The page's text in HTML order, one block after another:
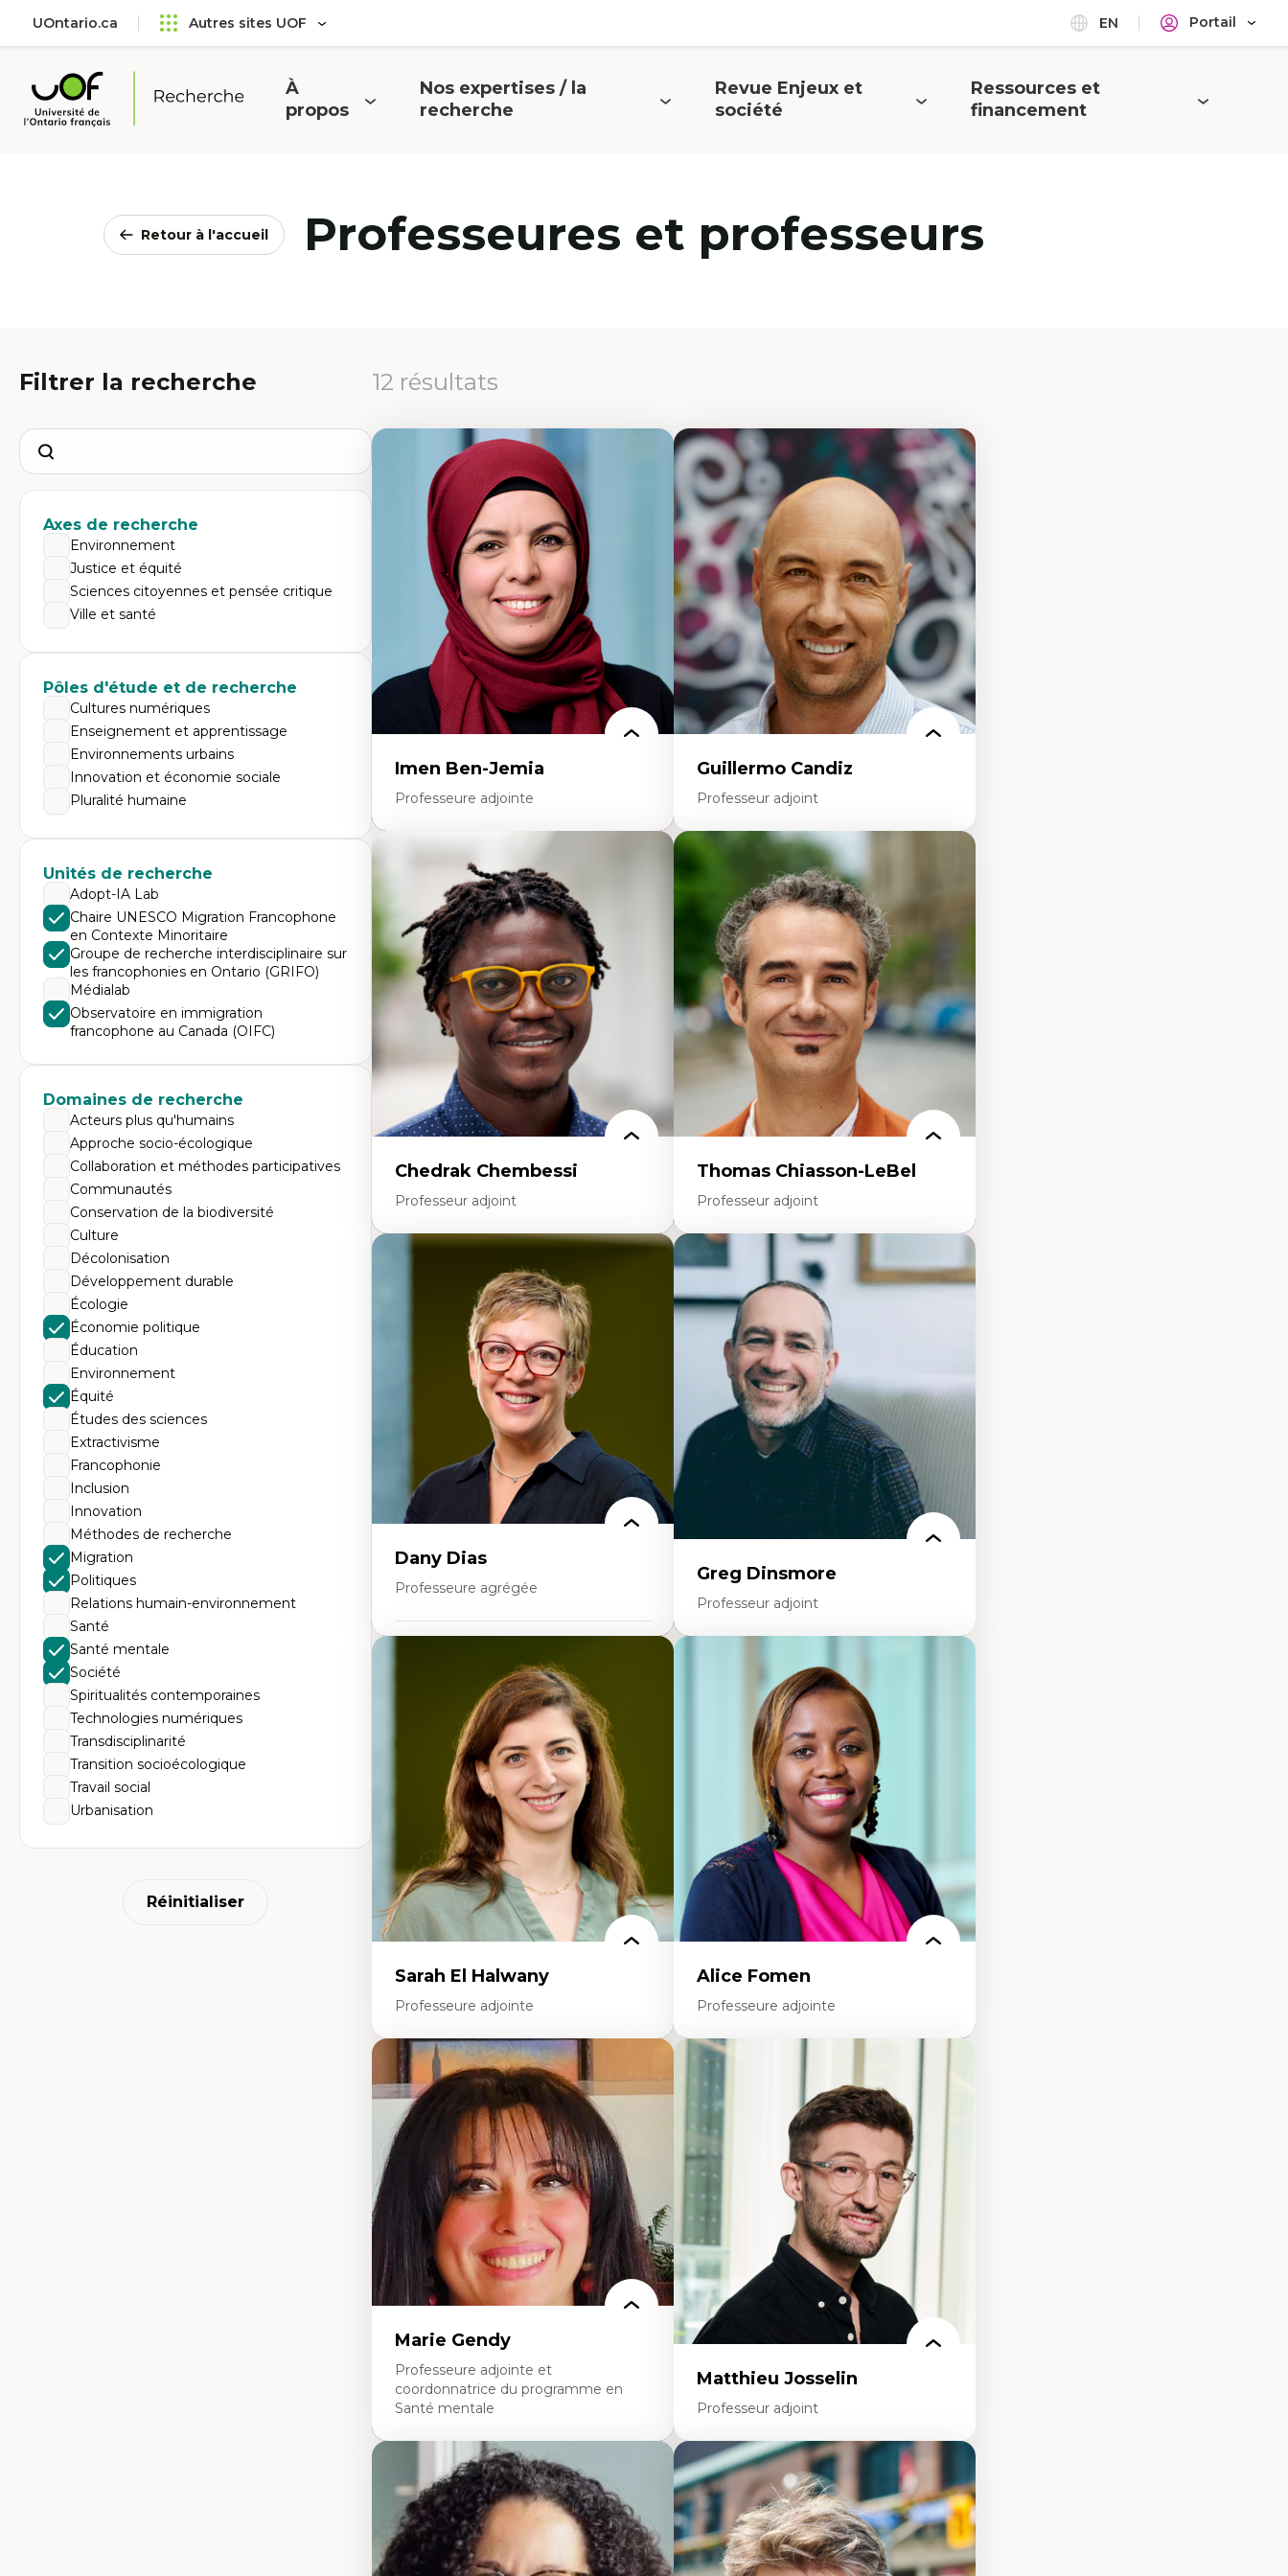
principal
UOntario.ca Autres sites UOF EN Portail
Université
Ouvrir
À
propos
Ouvrir
Nos expertises / la
recherche
Ouvrir
Revue Enjeux et
société
Ouvrir
Ressources et
financement
Retour à l'accueil Professeures et professeurs
Filtrer la recherche
Search
Axes de recherche
Environnement
Justice et équité
Sciences citoyennes et pensée critique
Ville et santé
Pôles d'étude et de recherche
Cultures numériques
Enseignement et apprentissage
Environnements urbains
Innovation et économie sociale
Pluralité humaine
Unités de recherche
Adopt-IA Lab
Chaire UNESCO Migration Francophone
en Contexte Minoritaire
Groupe de recherche interdisciplinaire sur
les francophonies en Ontario (GRIFO)
Médialab
Observatoire en immigration
francophone au Canada (OIFC)
Domaines de recherche
Acteurs plus qu'humains
Approche socio-écologique
Collaboration et méthodes participatives
Communautés
Conservation de la biodiversité
Culture
Décolonisation
Développement durable
Écologie
Économie politique
Éducation
Environnement
Équité
Études des sciences
Extractivisme
Francophonie
Inclusion
Innovation
Méthodes de recherche
Migration
Politiques
Relations humain-environnement
Santé
Santé mentale
Société
Spiritualités contemporaines
Technologies numériques
Transdisciplinarité
Transition socioécologique
Travail social
Urbanisation
Réinitialiser
12 résultats
Imen Ben-Jemia
Professeure adjointe
Expertises
Discours sur la ville et représentations
Mosquées, formes et usages au Canada
Reconnaissance et représentations des
communautés immigrantes dans l'espace
urbain
Design architectural et urbain
Patrimoine et patrimonialisation
Études postcoloniales et décolonisation des
savoirs
Guillermo Candiz
Professeur adjoint
Trajectoires migratoires
Migrations forcées
Études des frontières; Enjeux géopolitiques
des migrations
Politiques migratoires
Réfugiés
Demandeurs d’asile
Migrations irrégulières
Migrations temporaires
Migration et changement climatique
Migration et développement
Chedrak Chembessi
Professeur adjoint
Économie circulaire
Modèles d’affaires durables
Histoire des faits économiques
Gestion durable des ressources naturelles
Écologie industrielle
Aménagement durable du territoire
Développement régional
Coopératives
Télétravail en milieu rural francophone
Transition socio-écologique
Thomas Chiasson-LeBel
Professeur adjoint
Expertises
Théories du développement
Économie politique comparée
Élites économiques
Sociologie économique
Extractivisme
Classes sociales
Mouvements sociaux
Théories de l’État
Dany Dias
Professeure agrégée
Pédagogies critiques et justice sociale
Éthique relationnelle et sollicitude en
Décolonisation et autochtonisation de la
formation à l’enseignement
Littératie et didactique du français
Éducation inclusive
Formation à l’enseignement en contexte
francophone minoritaire
Identité linguistique et culturelle
Recherche-action et approches
participatives
Leadership éducatif et pratiques réflexives
Éducation durable et bien-être en
enseignement
Greg Dinsmore
Professeur adjoint
Fragmentation des auditoires médiatiques
Analyse multi-plateforme des auditoires
médiatiques
Analyse des comportements numériques à
travers les données massives et l’IA
Recherche quantitative et qualitative sur
les auditoires médiatiques
Épistémologie des techniques de recherche
numérique et l’IA
Théorie des droits de la personne
La pensée politique d’Hannah Arendt
La pensée politique à l’ère numérique
Justice internationale et normes
internationales
Sarah El Halwany
Professeure adjointe
Expertises
Les apports pédagogiques des théories de
l'affect, du posthumanisme, du féminisme
dans l'éducation aux sciences
L'apprentissage des sciences/STIM dans une
perspective socioécologique de care
L’insertion professionnelle des
enseignant.e.s
Alice Fomen
Professeure adjointe
Expertises
Acceptabilité, acceptation et adoption des
technologies
Technologies d'apprentissage innovantes
Insertion professionnelle du nouveau
personnel enseignant
Construction identitaire en milieu
minoritaire francophone
Technologies éducatives pour la formation
Marie Gendy
Professeure adjointe et
coordonnatrice du programme en
Santé mentale
Expertises
Neuropsychiatrie et neurosciences
Direction d'essais cliniques
Analyse des politiques et pratiques en santé
mentale
Développement de protocoles d'essais
Matthieu Josselin
Professeur adjoint
Expertises
Ethnographie critique des environnements
d’apprentissage des étudiant.e.s
Approche transdisciplinaire des
compétences socioaffectives et
interculturelles